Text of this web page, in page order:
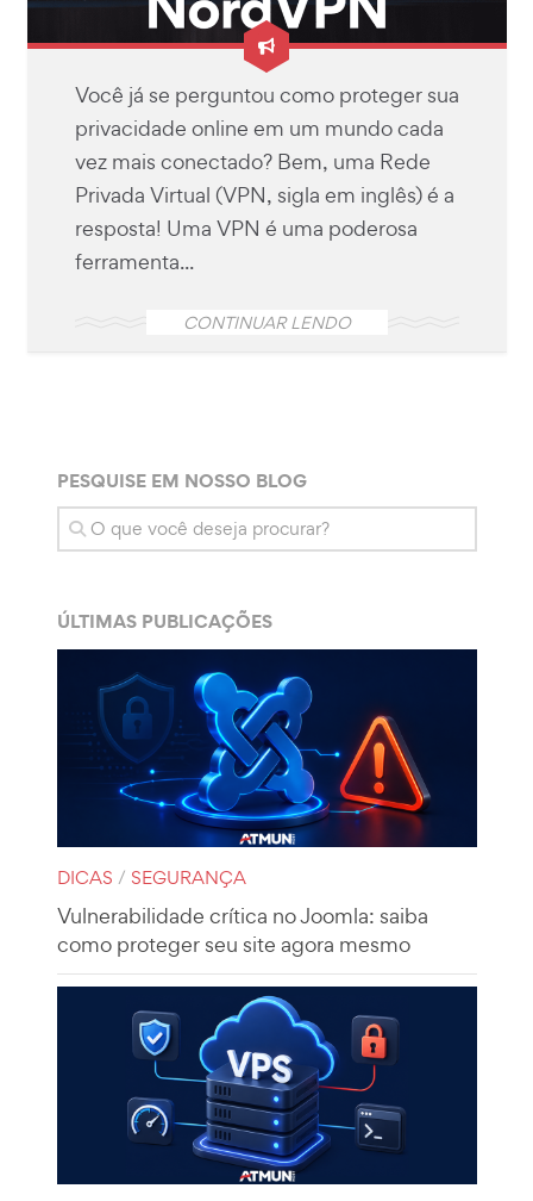
Você já se perguntou como proteger sua
privacidade online em um mundo cada
vez mais conectado? Bem, uma Rede
Privada Virtual (VPN, sigla em inglês) é a
resposta! Uma VPN é uma poderosa
ferramenta...
CONTINUAR LENDO
PESQUISE EM NOSSO BLOG
ÚLTIMAS PUBLICAÇÕES
DICAS / SEGURANÇA
Vulnerabilidade crítica no Joomla: saiba
como proteger seu site agora mesmo